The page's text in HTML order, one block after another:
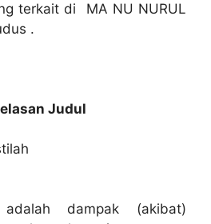
terkait di MA NU NURUL
.
Judul
adalah dampak (akibat)